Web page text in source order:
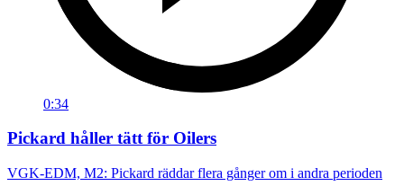
0:34
Pickard håller tätt för Oilers
VGK-EDM, M2: Pickard räddar flera gånger om i andra perioden